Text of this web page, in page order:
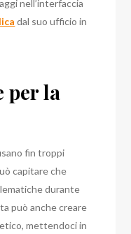
nell’interfaccia
dal suo ufficio in
per la
fin troppi
capitare che
durante
può anche creare
mettendoci in